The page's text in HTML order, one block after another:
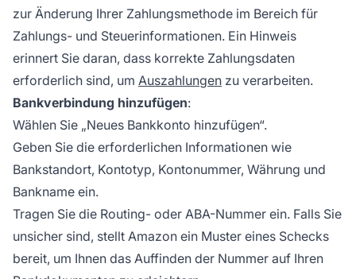
zur Änderung Ihrer Zahlungsmethode im Bereich für
Zahlungs- und Steuerinformationen. Ein Hinweis
erinnert Sie daran, dass korrekte Zahlungsdaten
erforderlich sind, um Auszahlungen zu verarbeiten.
Bankverbindung hinzufügen:
Wählen Sie „Neues Bankkonto hinzufügen“.
Geben Sie die erforderlichen Informationen wie
Bankstandort, Kontotyp, Kontonummer, Währung und
Bankname ein.
Tragen Sie die Routing- oder ABA-Nummer ein. Falls Sie
unsicher sind, stellt Amazon ein Muster eines Schecks
bereit, um Ihnen das Auffinden der Nummer auf Ihren